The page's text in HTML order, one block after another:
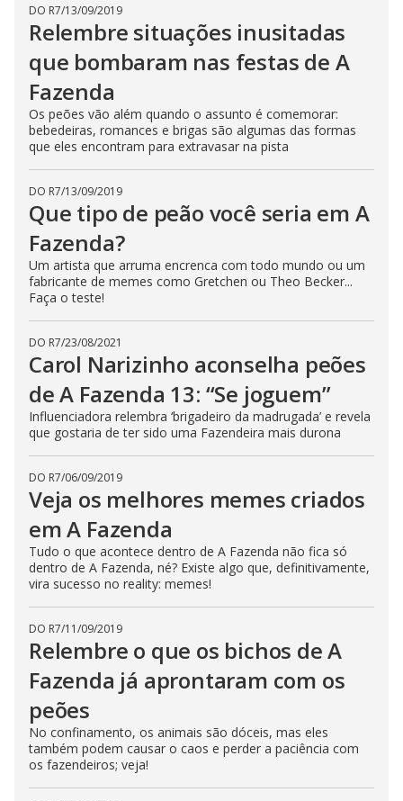
DO R7/13/09/2019
Relembre situações inusitadas
que bombaram nas festas de A
Fazenda
Os peões vão além quando o assunto é comemorar:
bebedeiras, romances e brigas são algumas das formas
que eles encontram para extravasar na pista
DO R7/13/09/2019
Que tipo de peão você seria em A
Fazenda?
Um artista que arruma encrenca com todo mundo ou um
fabricante de memes como Gretchen ou Theo Becker...
Faça o teste!
DO R7/23/08/2021
Carol Narizinho aconselha peões
de A Fazenda 13: “Se joguem”
Influenciadora relembra ‘brigadeiro da madrugada’ e revela
que gostaria de ter sido uma Fazendeira mais durona
DO R7/06/09/2019
Veja os melhores memes criados
em A Fazenda
Tudo o que acontece dentro de A Fazenda não fica só
dentro de A Fazenda, né? Existe algo que, definitivamente,
vira sucesso no reality: memes!
DO R7/11/09/2019
Relembre o que os bichos de A
Fazenda já aprontaram com os
peões
No confinamento, os animais são dóceis, mas eles
também podem causar o caos e perder a paciência com
os fazendeiros; veja!